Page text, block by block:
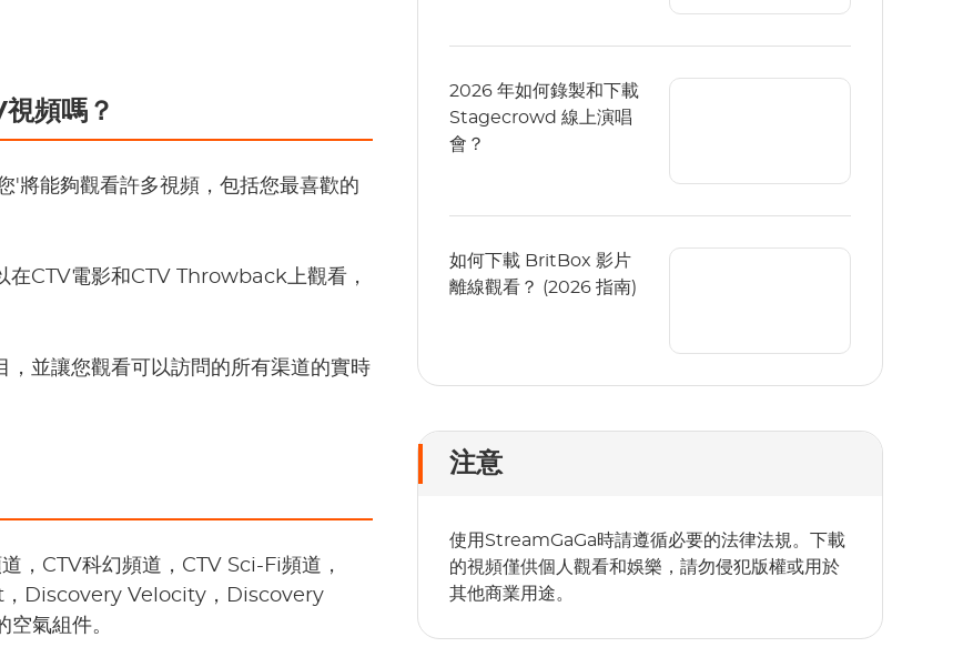
頻嗎？
'將能夠觀看許多視頻，包括您最喜歡的
在CTV電影和CTV Throwback上觀看，
並讓您觀看可以訪問的所有渠道的實時
，CTV科幻頻道，CTV Sci-Fi頻道，
Discovery Velocity，Discovery
氣組件。
2026 年如何錄製和下載
Stagecrowd 線上演唱
會？
如何下載 BritBox 影片
離線觀看？ (2026 指南)
注意
使用StreamGaGa時請遵循必要的法律法規。下載
的視頻僅供個人觀看和娛樂，請勿侵犯版權或用於
其他商業用途。